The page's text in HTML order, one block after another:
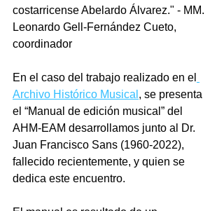
costarricense Abelardo Álvarez." - MM.
Leonardo Gell-Fernández Cueto,
coordinador
En el caso del trabajo realizado en el
Archivo Histórico Musical , se presenta
el “Manual de edición musical” del
AHM-EAM desarrollamos junto al Dr.
Juan Francisco Sans (1960-2022),
fallecido recientemente, y quien se
dedica este encuentro.